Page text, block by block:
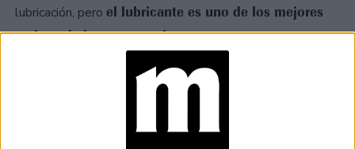
lubricación, pero el lubricante es uno de los mejores
amigos de la menopausia. No hay que tener vergüenza
La auto estimulación es fundamental